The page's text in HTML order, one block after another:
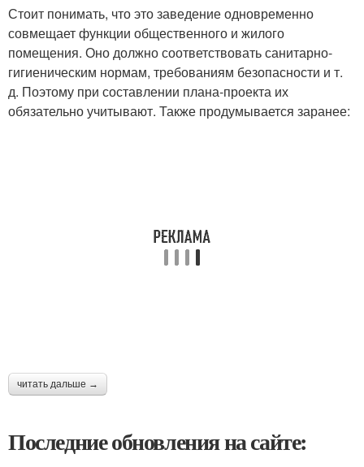
Стоит понимать, что это заведение одновременно
совмещает функции общественного и жилого
помещения. Оно должно соответствовать санитарно-
гигиеническим нормам, требованиям безопасности и т.
д. Поэтому при составлении плана-проекта их
обязательно учитывают. Также продумывается заранее:
читать дальше →
Последние обновления на сайте: